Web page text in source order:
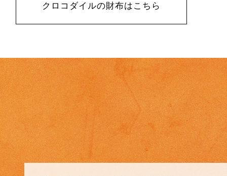
クロコダイルの財布はこちら